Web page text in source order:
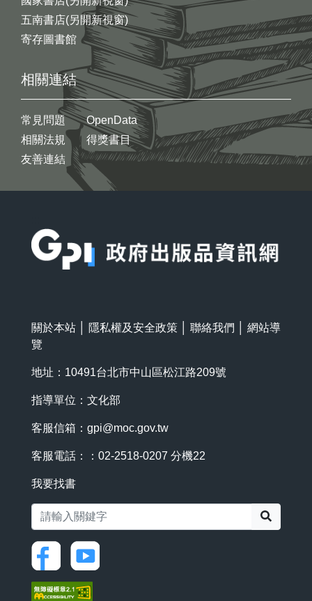
五南書店(另開新視窗)
寄存圖書館
相關連結
常見問題
相關法規
友善連結
OpenData
得獎書目
關於本站 隱私權及安全政策 聯絡我們
網站導
覽
地址：10491台北市中山區松江路209號
指導單位：文化部
客服信箱： gpi@moc.gov.tw
客服電話：：02-2518-0207 分機22
我要找書